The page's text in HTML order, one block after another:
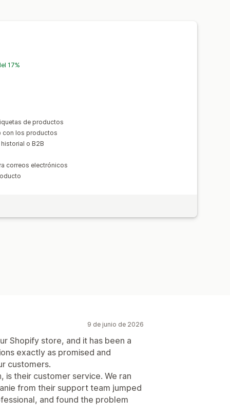
17%
de productos
con los productos
o B2B
correos electrónicos
9 de junio de 2026
Shopify store, and it has been a
exactly as promised and
customers.
is their customer service. We ran
from their support team jumped
and found the problem